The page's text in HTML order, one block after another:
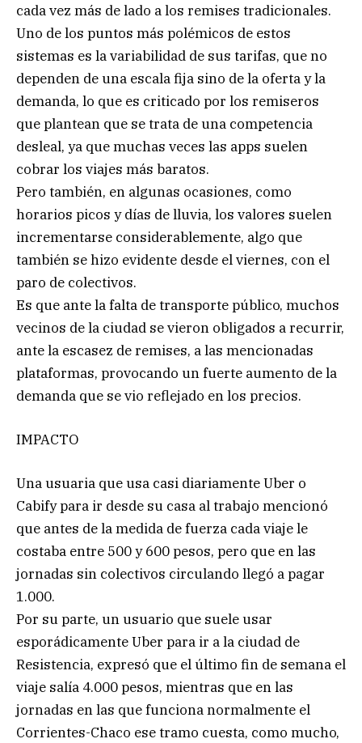
cada vez más de lado a los remises tradicionales.
Uno de los puntos más polémicos de estos
sistemas es la variabilidad de sus tarifas, que no
dependen de una escala fija sino de la oferta y la
demanda, lo que es criticado por los remiseros
que plantean que se trata de una competencia
desleal, ya que muchas veces las apps suelen
cobrar los viajes más baratos.
Pero también, en algunas ocasiones, como
horarios picos y días de lluvia, los valores suelen
incrementarse considerablemente, algo que
también se hizo evidente desde el viernes, con el
paro de colectivos.
Es que ante la falta de transporte público, muchos
vecinos de la ciudad se vieron obligados a recurrir,
ante la escasez de remises, a las mencionadas
plataformas, provocando un fuerte aumento de la
demanda que se vio reflejado en los precios.
IMPACTO
Una usuaria que usa casi diariamente Uber o
Cabify para ir desde su casa al trabajo mencionó
que antes de la medida de fuerza cada viaje le
costaba entre 500 y 600 pesos, pero que en las
jornadas sin colectivos circulando llegó a pagar
1.000.
Por su parte, un usuario que suele usar
esporádicamente Uber para ir a la ciudad de
Resistencia, expresó que el último fin de semana el
viaje salía 4.000 pesos, mientras que en las
jornadas en las que funciona normalmente el
Corrientes-Chaco ese tramo cuesta, como mucho,